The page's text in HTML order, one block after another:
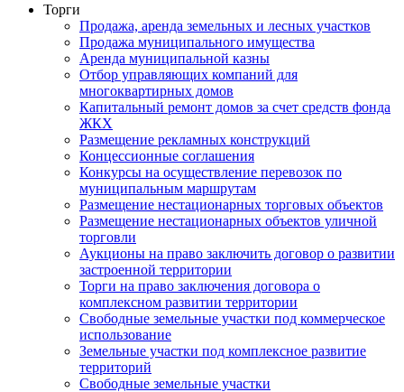
Торги
Продажа, аренда земельных и лесных участков
Продажа муниципального имущества
Аренда муниципальной казны
Отбор управляющих компаний для
многоквартирных домов
Капитальный ремонт домов за счет средств фонда
ЖКХ
Размещение рекламных конструкций
Концессионные соглашения
Конкурсы на осуществление перевозок по
муниципальным маршрутам
Размещение нестационарных торговых объектов
Размещение нестационарных объектов уличной
торговли
Аукционы на право заключить договор о развитии
застроенной территории
Торги на право заключения договора о
комплексном развитии территории
Свободные земельные участки под коммерческое
использование
Земельные участки под комплексное развитие
территорий
Свободные земельные участки